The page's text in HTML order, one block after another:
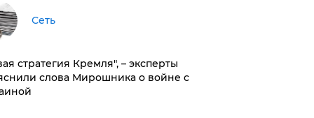
Сеть
стратегия Кремля", – эксперты
слова Мирошника о войне с